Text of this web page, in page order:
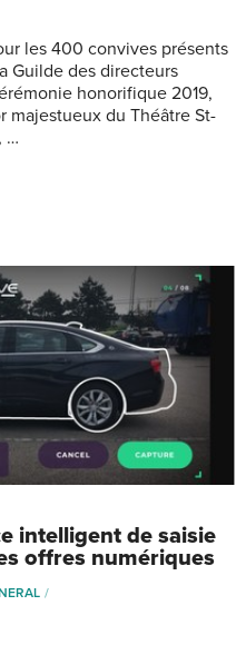
les 400 convives présents
Guilde des directeurs
honorifique 2019,
majestueux du Théâtre St-
…
intelligent de saisie
offres numériques